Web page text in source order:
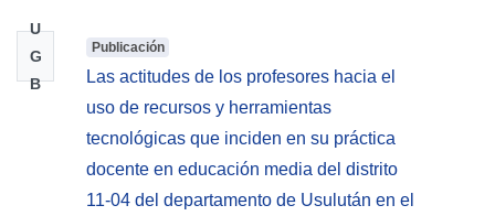
U
G
B
Publicación
Las actitudes de los profesores hacia el
uso de recursos y herramientas
tecnológicas que inciden en su práctica
docente en educación media del distrito
11-04 del departamento de Usulután en el